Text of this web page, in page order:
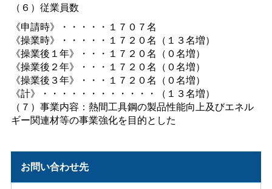
（６）従業員数
《申請時》・・・・・１７０７名
《操業時》・・・・・１７２０名（１３名増）
《操業後１年》・・・１７２０名（０名増）
《操業後２年》・・・１７２０名（０名増）
《操業後３年》・・・１７２０名（０名増）
《計》・・・・・・・・・・・・（１３名増）
（７）事業内容：熱間工具鋼の製品性能向上及びエネル
ギー関連材等の事業強化を目的とした
お問い合わせ先